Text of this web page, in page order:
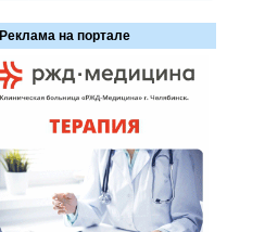
Реклама на портале